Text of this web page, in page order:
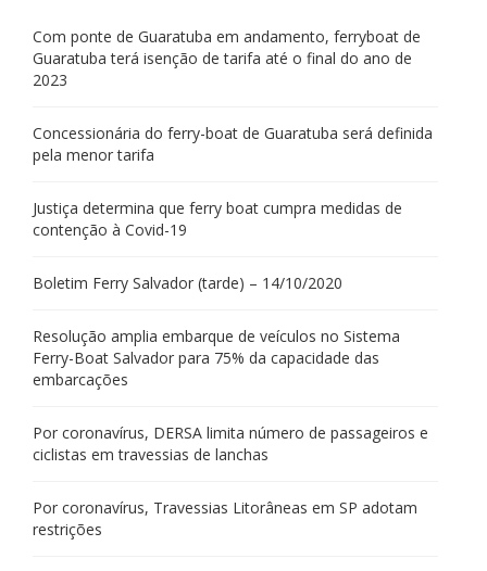
Com ponte de Guaratuba em andamento, ferryboat de
Guaratuba terá isenção de tarifa até o final do ano de
2023
Concessionária do ferry-boat de Guaratuba será definida
pela menor tarifa
Justiça determina que ferry boat cumpra medidas de
contenção à Covid-19
Boletim Ferry Salvador (tarde) – 14/10/2020
Resolução amplia embarque de veículos no Sistema
Ferry-Boat Salvador para 75% da capacidade das
embarcações
Por coronavírus, DERSA limita número de passageiros e
ciclistas em travessias de lanchas
Por coronavírus, Travessias Litorâneas em SP adotam
restrições